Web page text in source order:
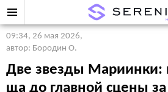
09:34, 26 мая 2026,
автор: Бородин О.
Две звезды Мариинки:
ща до главной сцены за